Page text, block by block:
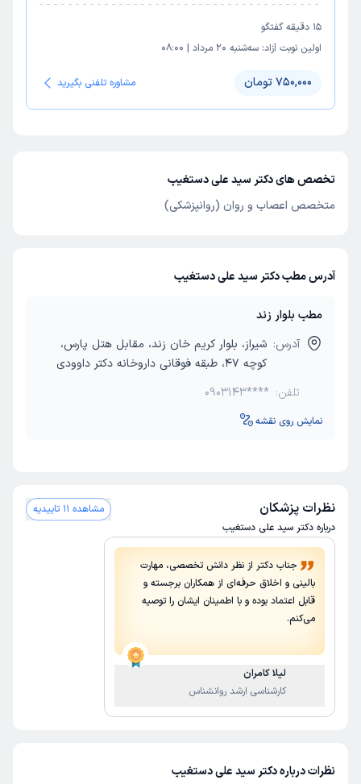
15 دقیقه گفتگو
اولین نوبت آزاد: سه‌شنبه 20 مرداد |
08:00
750,000 تومان مشاوره تلفنی بگیرید
تخصص های دکتر سید علی دستغیب
متخصص اعصاب و روان (روانپزشکی)
آدرس مطب دکتر سید علی دستغیب
مطب بلوار زند
آدرس: شیراز، بلوار کریم خان زند، مقابل هتل پارس،
کوچه 47، طبقه فوقانی داروخانه دکتر داوودی
تلفن: 0903143****
نمایش روی نقشه
نظرات پزشکان
درباره دکتر سید علی دستغیب
مشاهده 11 تاییدیه
جناب دکتر از نظر دانش تخصصی، مهارت
بالینی و اخلاق حرفه‌ای از همکاران برجسته و
قابل اعتماد بوده و با اطمینان ایشان را توصیه
می‌کنم.
لیلا کامران
کارشناسی ارشد روانشناس
نظرات درباره دکتر سید علی دستغیب